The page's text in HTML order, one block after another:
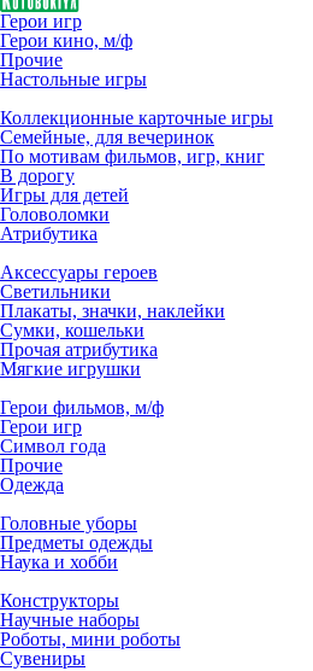
Герои игр
Герои кино, м/ф
Прочие
Настольные игры
Коллекционные карточные игры
Семейные, для вечеринок
По мотивам фильмов, игр, книг
В дорогу
Игры для детей
Головоломки
Атрибутика
Аксессуары героев
Светильники
Плакаты, значки, наклейки
Сумки, кошельки
Прочая атрибутика
Мягкие игрушки
Герои фильмов, м/ф
Герои игр
Символ года
Прочие
Одежда
Головные уборы
Предметы одежды
Наука и хобби
Конструкторы
Научные наборы
Роботы, мини роботы
Сувениры